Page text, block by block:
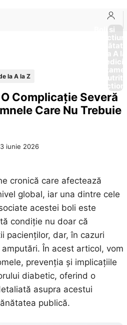
Boli si
Afectiuni
Sănătate
de la A
la A la Z
Complicație Severă
Care Nu Trebuie
iunie 2026
cronică care afectează
global, iar una dintre cele
acestei boli este
condiție nu doar că
pacienților, dar, în cazuri
În acest articol, vom
prevenția și implicațiile
diabetic, oferind o
asupra acestui
publică.